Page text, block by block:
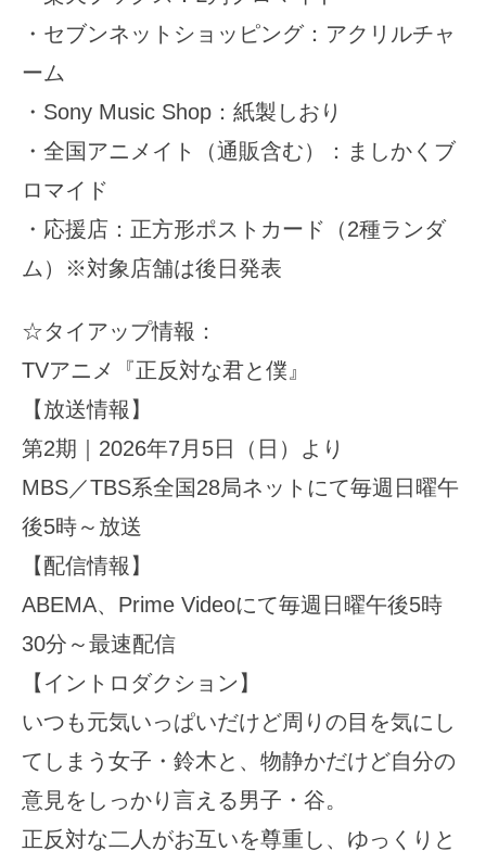
・セブンネットショッピング：アクリルチャ
ーム
・Sony Music Shop：紙製しおり
・全国アニメイト（通販含む）：ましかくブ
ロマイド
・応援店：正方形ポストカード（2種ランダ
ム）※対象店舗は後日発表
☆タイアップ情報：
TVアニメ『正反対な君と僕』
【放送情報】
第2期｜2026年7月5日（日）より
MBS／TBS系全国28局ネットにて毎週日曜午
後5時～放送
【配信情報】
ABEMA、Prime Videoにて毎週日曜午後5時
30分～最速配信
【イントロダクション】
いつも元気いっぱいだけど周りの目を気にし
てしまう女子・鈴木と、物静かだけど自分の
意見をしっかり言える男子・谷。
正反対な二人がお互いを尊重し、ゆっくりと